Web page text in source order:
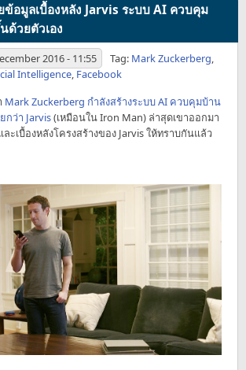
อมูลเบื้องหลัง Jarvis ระบบ AI ควบคุม
ด้วยตัวเอง
2016 - 11:55 Tag: Mark Zuckerberg,
Intelligence, Facebook
Mark Zuckerberg กำลังสร้างระบบ AI ควบคุมบ้าน
กว่า Jarvis(เหมือนใน Iron Man) ล่าสุดเขาออกมา
ะเบื้องหลังโครงสร้างของ Jarvis ให้ทราบกันแล้ว